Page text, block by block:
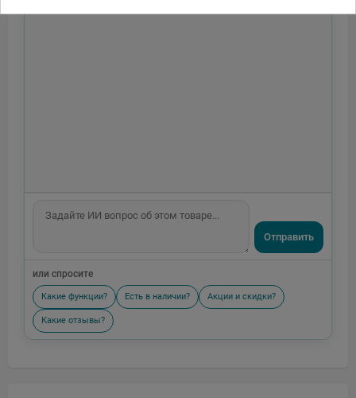
Отправить
или спросите
Какие функции? Есть в наличии? Акции и скидки?
Какие отзывы?